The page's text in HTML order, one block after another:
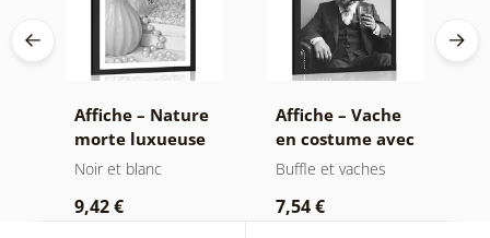
Affiche – Nature
morte luxueuse
en noir et blanc
Noir et blanc
9,42 €
Affiche – Vache
en costume avec
cigare et whisky
Buffle et vaches
7,54 €